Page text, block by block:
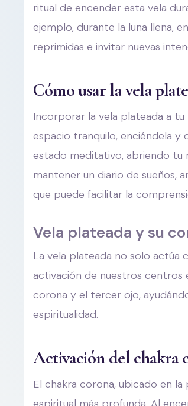
ritual de encender esta vela
ejemplo, durante la luna llena,
reprimidas e invitar nuevas
Cómo usar la vela
Incorporar la vela plateada a
espacio tranquilo, enciéndela y
estado meditativo, abriendo tu
mantener un diario de sueños,
que puede facilitar la
Vela plateada y su
La vela plateada no solo actúa
activación de nuestros centros
corona y el tercer ojo,
espiritualidad.
Activación del chakra
El chakra corona, ubicado en